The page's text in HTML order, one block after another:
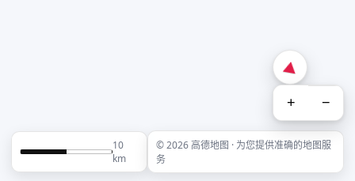
+ −
10
km
© 2026 高德地图 · 为您提供准确的地图服
务